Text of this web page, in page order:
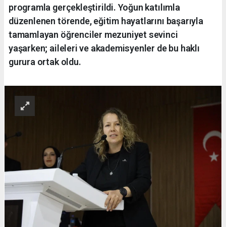
programla gerçekleştirildi. Yoğun katılımla
düzenlenen törende, eğitim hayatlarını başarıyla
tamamlayan öğrenciler mezuniyet sevinci
yaşarken; aileleri ve akademisyenler de bu haklı
gurura ortak oldu.